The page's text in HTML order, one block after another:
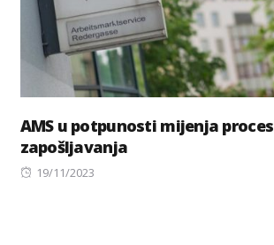
AMS u potpunosti mijenja proces
zapošljavanja
Posted
19/11/2023